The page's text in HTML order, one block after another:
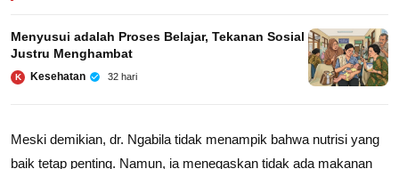
Menyusui adalah Proses Belajar, Tekanan Sosial
Justru Menghambat
K Kesehatan 32 hari
Meski demikian, dr. Ngabila tidak menampik bahwa nutrisi yang
baik tetap penting. Namun, ia menegaskan tidak ada makanan